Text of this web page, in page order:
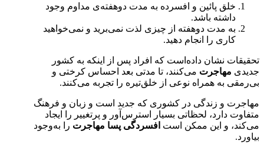
خلق پائین و افسرده به مدت دوهفته‌ی مداوم وجود
داشته باشد.
به مدت دوهفته از چیزی لذت نمی‌برید و نمی‌خواهید
کاری را انجام دهید.
تحقیقات نشان داده‌است که افراد پس از اینکه به کشور
جدیدی مهاجرت می‌کنند، تا مدتی بعد احساس کرختی و
بی‌رمقی به همراه نوعی از خلق‌تیره را تجربه می‌کنند.
مهاجرت و زندگی در کشوری که جدید است و زبان و فرهنگ
متفاوت دارد، لحظاتی بسیار استرس‌آور و پرتغییر را ایجاد
می‌کند، و این ممکن است افسردگی‌ پسا مهاجرت را به‌وجود
بیاورد.